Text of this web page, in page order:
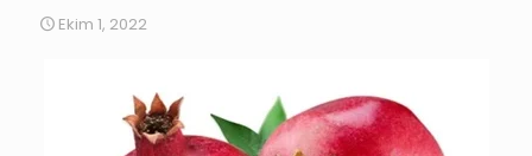
Ekim 1, 2022